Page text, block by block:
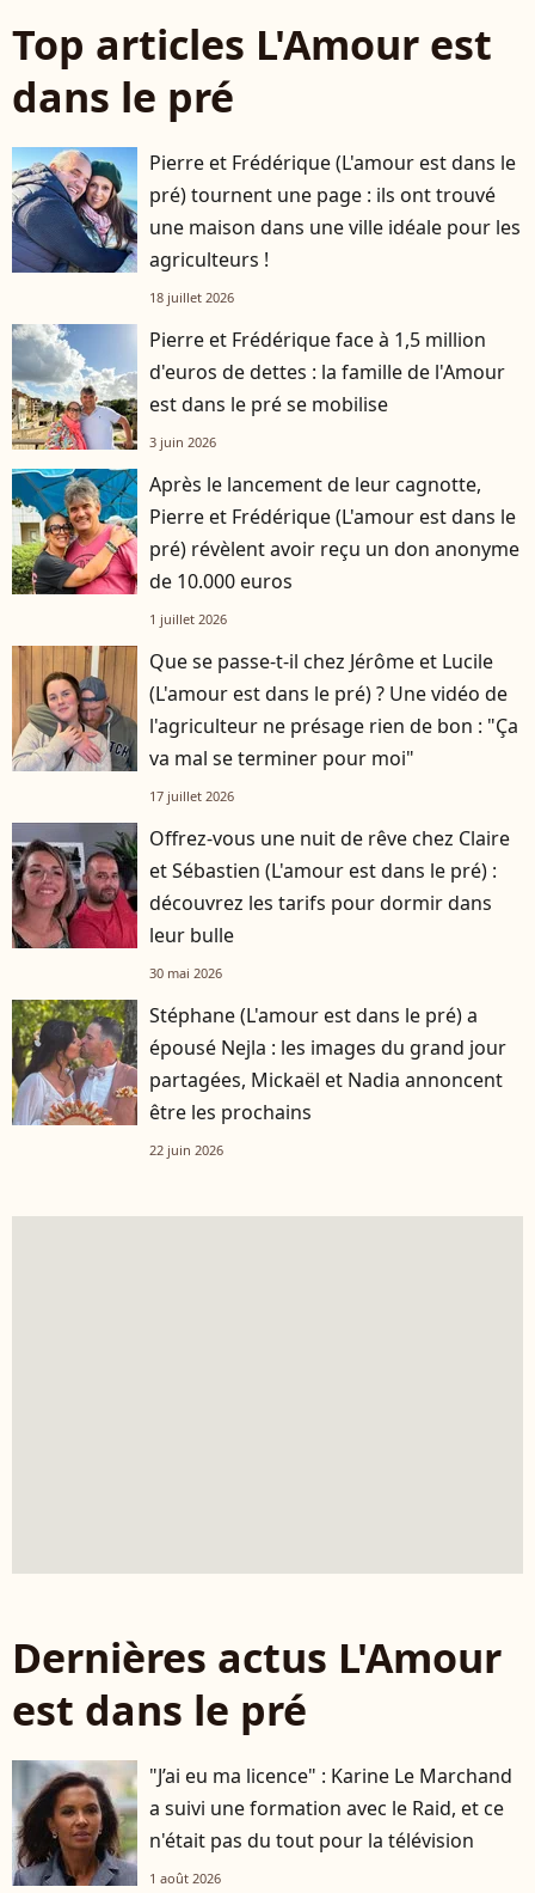
Top articles L'Amour est
dans le pré
Pierre et Frédérique (L'amour est dans le
pré) tournent une page : ils ont trouvé
une maison dans une ville idéale pour les
agriculteurs !
18 juillet 2026
Pierre et Frédérique face à 1,5 million
d'euros de dettes : la famille de l'Amour
est dans le pré se mobilise
3 juin 2026
Après le lancement de leur cagnotte,
Pierre et Frédérique (L'amour est dans le
pré) révèlent avoir reçu un don anonyme
de 10.000 euros
1 juillet 2026
Que se passe-t-il chez Jérôme et Lucile
(L'amour est dans le pré) ? Une vidéo de
l'agriculteur ne présage rien de bon : "Ça
va mal se terminer pour moi"
17 juillet 2026
Offrez-vous une nuit de rêve chez Claire
et Sébastien (L'amour est dans le pré) :
découvrez les tarifs pour dormir dans
leur bulle
30 mai 2026
Stéphane (L'amour est dans le pré) a
épousé Nejla : les images du grand jour
partagées, Mickaël et Nadia annoncent
être les prochains
22 juin 2026
Dernières actus L'Amour
est dans le pré
"J’ai eu ma licence" : Karine Le Marchand
a suivi une formation avec le Raid, et ce
n'était pas du tout pour la télévision
1 août 2026